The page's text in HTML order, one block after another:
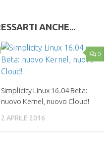
ANCHE...
0
Simplicity Linux 16.04 Beta:
nuovo Kernel, nuovo Cloud!
2 APRILE 2016